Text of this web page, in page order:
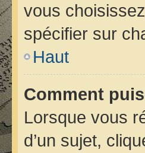
vous
spécifier sur
Haut
Comment
Lorsque vous
d’un sujet,